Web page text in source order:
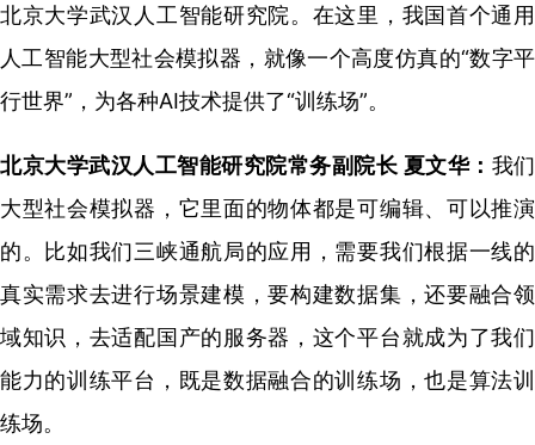
北京大学武汉人工智能研究院。在这里，我国首个通用
人工智能大型社会模拟器，就像一个高度仿真的“数字平
行世界”，为各种AI技术提供了“训练场”。
北京大学武汉人工智能研究院常务副院长 夏文华： 我们
大型社会模拟器， 它里面的物体都是可编辑、可以推演
的。
比如我们三峡通航局的应用， 需要我们根据一线的
真实需求去进行场景建模，要构建数据集，还要融合领
域知识，去适配国产的服务器， 这个平台就成为了我们
能力的训练平台， 既是数据融合的训练场，也是算法训
练场。